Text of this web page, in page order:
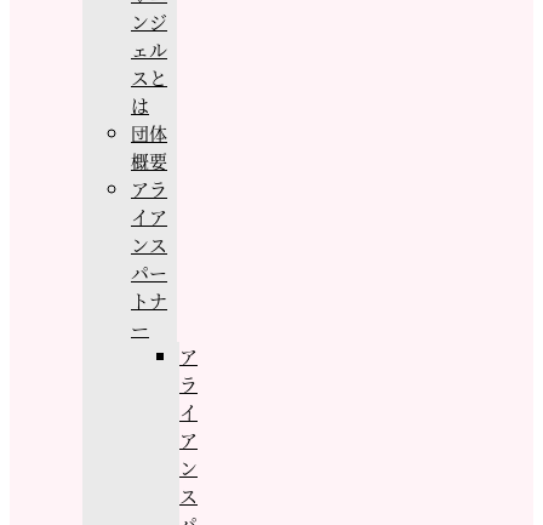
ンジ
ェル
スと
は
団体
概要
アラ
イア
ンス
パー
トナ
ー
ア
ラ
イ
ア
ン
ス